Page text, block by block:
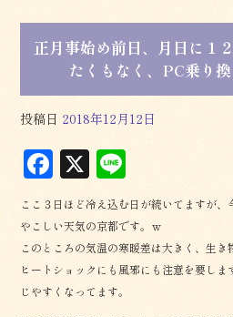
正月事始め前日、月日に１
たくもなく、PC乗り
投稿日 2018年12月12日
F
a
c
e
b
X
in
e
ここ３日ほど冷え込む日が続いてますが
やこしい天気の京都です。ｗ
このところの気温の寒暖差は大きく、生き
ヒートショックにも風邪にも注意を要し
じやすくなってます。